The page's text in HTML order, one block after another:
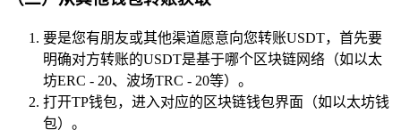
要是您有朋友或其他渠道愿意向您转账USDT，首先要
明确对方转账的USDT是基于哪个区块链网络（如以太
坊ERC - 20、波场TRC - 20等）。
打开TP钱包，进入对应的区块链钱包界面（如以太坊钱
包）。